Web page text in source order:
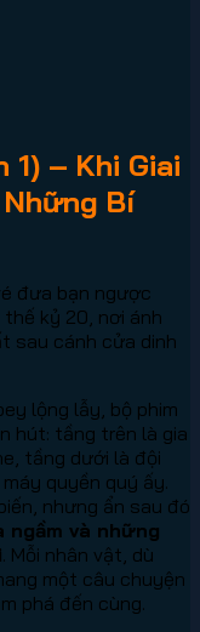
1) – Khi Giai
Bí
đưa bạn ngược
kỷ 20, nơi ánh
sau cánh cửa dinh
lộng lẫy, bộ phim
hút: tầng trên là gia
tầng dưới là đội
quyền quý ấy.
nhưng ẩn sau đó
và những
. Mỗi nhân vật, dù
một câu chuyện
phá đến cùng.